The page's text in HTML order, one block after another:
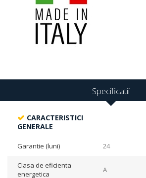
Specificatii
CARACTERISTICI
GENERALE
Garantie (luni) 24
Clasa de eficienta
energetica
A